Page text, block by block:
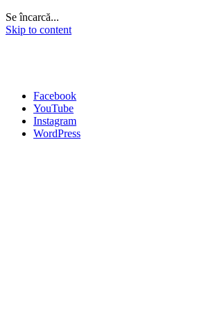
Se încarcă...
Skip to content
Facebook
YouTube
Instagram
WordPress